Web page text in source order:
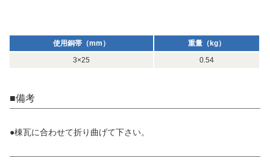
使用銅帯（mm）
重量（kg）
3×25
0.54
■備考
●棟瓦に合わせて折り曲げて下さい。